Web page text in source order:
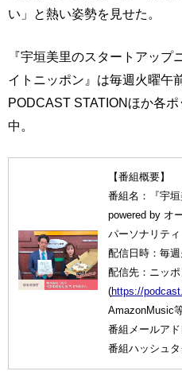
い」と熱い姿勢を見せた。
『宇垣美里のスタートアッ
イトニッポン』は毎週火曜午
PODCAST STATIONほか各
中。
【番組概要】
番組名：『宇
powered by オ
パーソナリテ
配信日時：毎
配信先：ニッ
(https://
AmazonMusic
番組メールアド
番組ハッシュ